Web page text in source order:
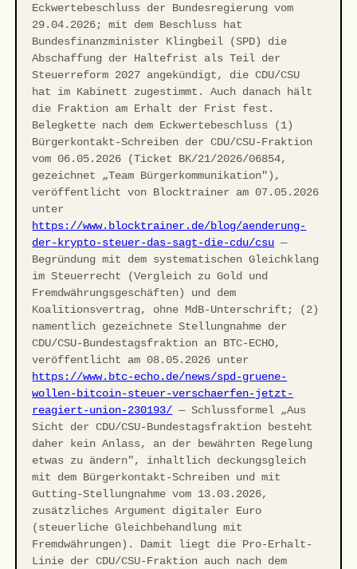
Eckwertebeschluss der Bundesregierung vom
29.04.2026; mit dem Beschluss hat
Bundesfinanzminister Klingbeil (SPD) die
Abschaffung der Haltefrist als Teil der
Steuerreform 2027 angekündigt, die CDU/CSU
hat im Kabinett zugestimmt. Auch danach hält
die Fraktion am Erhalt der Frist fest.
Belegkette nach dem Eckwertebeschluss (1)
Bürgerkontakt-Schreiben der CDU/CSU-Fraktion
vom 06.05.2026 (Ticket BK/21/2026/06854,
gezeichnet „Team Bürgerkommunikation"),
veröffentlicht von Blocktrainer am 07.05.2026
unter
https://www.blocktrainer.de/blog/aenderung-
der-krypto-steuer-das-sagt-die-cdu/csu —
Begründung mit dem systematischen Gleichklang
im Steuerrecht (Vergleich zu Gold und
Fremdwährungsgeschäften) und dem
Koalitionsvertrag, ohne MdB-Unterschrift; (2)
namentlich gezeichnete Stellungnahme der
CDU/CSU-Bundestagsfraktion an BTC-ECHO,
veröffentlicht am 08.05.2026 unter
https://www.btc-echo.de/news/spd-gruene-
wollen-bitcoin-steuer-verschaerfen-jetzt-
reagiert-union-230193/ — Schlussformel „Aus
Sicht der CDU/CSU-Bundestagsfraktion besteht
daher kein Anlass, an der bewährten Regelung
etwas zu ändern", inhaltlich deckungsgleich
mit dem Bürgerkontakt-Schreiben und mit
Gutting-Stellungnahme vom 13.03.2026,
zusätzliches Argument digitaler Euro
(steuerliche Gleichbehandlung mit
Fremdwährungen). Damit liegt die Pro-Erhalt-
Linie der CDU/CSU-Fraktion auch nach dem